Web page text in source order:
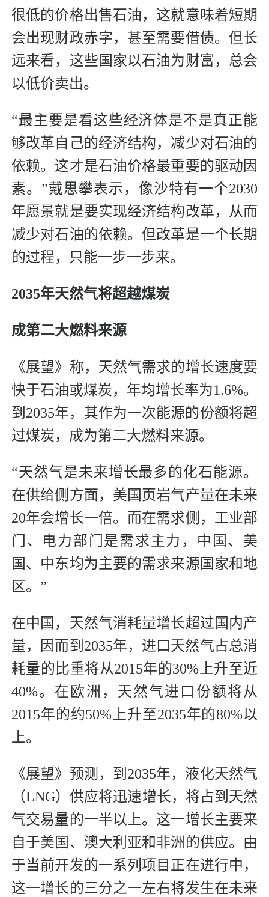
很低的价格出售石油，这就意味着短期
会出现财政赤字，甚至需要借债。但长
远来看，这些国家以石油为财富，总会
以低价卖出。
“最主要是看这些经济体是不是真正能
够改革自己的经济结构，减少对石油的
依赖。这才是石油价格最重要的驱动因
素。”戴思攀表示，像沙特有一个2030
年愿景就是要实现经济结构改革，从而
减少对石油的依赖。但改革是一个长期
的过程，只能一步一步来。
2035年天然气将超越煤炭
成第二大燃料来源
《展望》称，天然气需求的增长速度要
快于石油或煤炭，年均增长率为1.6%。
到2035年，其作为一次能源的份额将超
过煤炭，成为第二大燃料来源。
“天然气是未来增长最多的化石能源。
在供给侧方面，美国页岩气产量在未来
20年会增长一倍。而在需求侧，工业部
门、电力部门是需求主力，中国、美
国、中东均为主要的需求来源国家和地
区。”
在中国，天然气消耗量增长超过国内产
量，因而到2035年，进口天然气占总消
耗量的比重将从2015年的30%上升至近
40%。在欧洲，天然气进口份额将从
2015年的约50%上升至2035年的80%以
上。
《展望》预测，到2035年，液化天然气
（LNG）供应将迅速增长，将占到天然
气交易量的一半以上。这一增长主要来
自于美国、澳大利亚和非洲的供应。由
于当前开发的一系列项目正在进行中，
这一增长的三分之一左右将发生在未来